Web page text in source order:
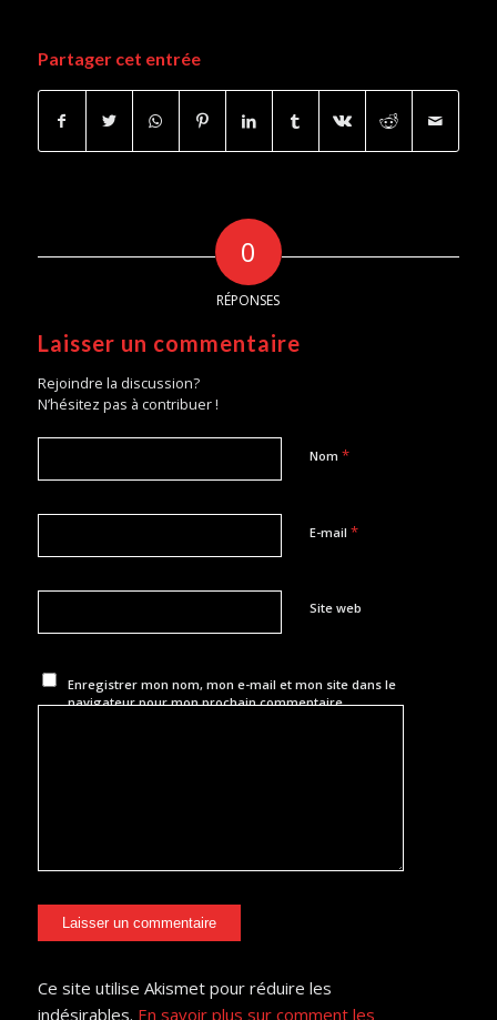
Partager cet entrée
0
RÉPONSES
Laisser un commentaire
Rejoindre la discussion?
N’hésitez pas à contribuer !
Nom *
E-mail *
Site web
Enregistrer mon nom, mon e-mail et mon site dans le
navigateur pour mon prochain commentaire.
Ce site utilise Akismet pour réduire les
indésirables. En savoir plus sur comment les